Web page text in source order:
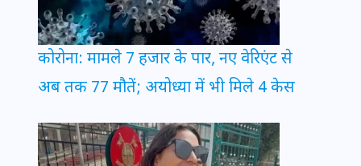
कोरोना: मामले 7 हजार के पार, नए वेरिएंट से
अब तक 77 मौतें; अयोध्या में भी मिले 4 केस